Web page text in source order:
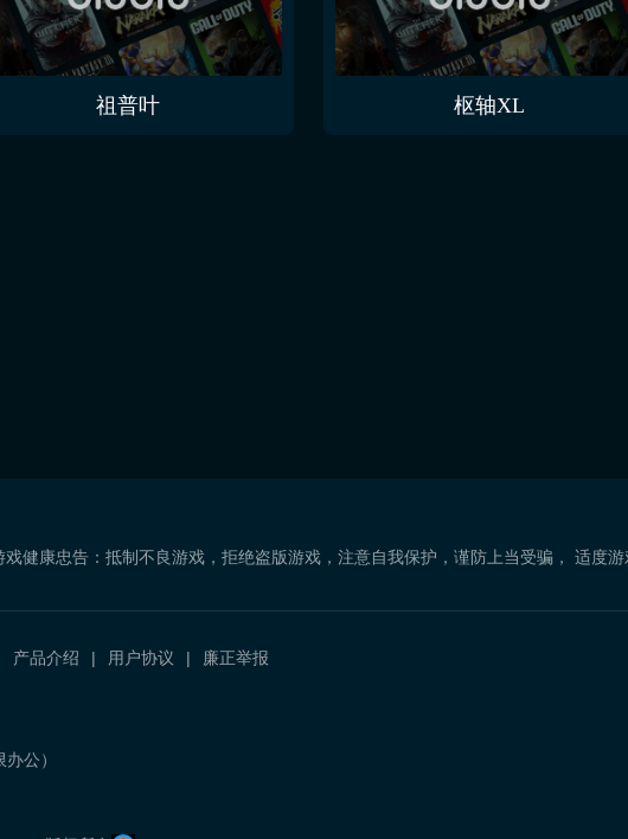
祖普叶 枢轴XL
戏健康忠告：抵制不良游戏，拒绝盗版游戏，注意自我保护，谨防上当受骗， 适度
产品介绍 用户协议 廉正举报
公）